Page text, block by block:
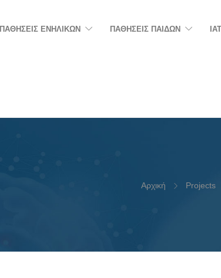
ΠΑΘΗΣΕΙΣ ΕΝΗΛΙΚΩN ΠΑΘΗΣΕΙΣ ΠΑΙΔΩΝ
Αρχική Projects